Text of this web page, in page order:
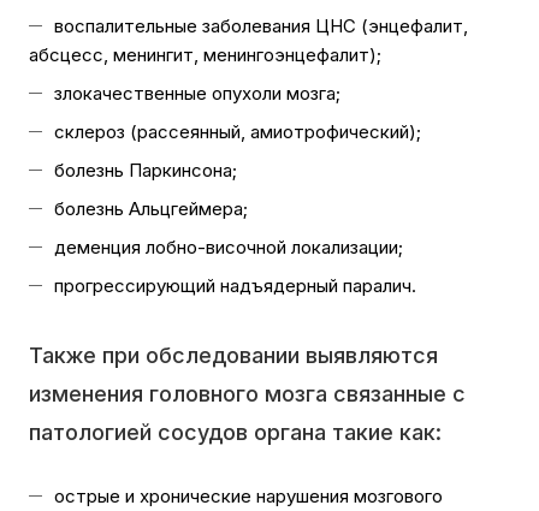
воспалительные заболевания ЦНС (энцефалит,
абсцесс, менингит, менингоэнцефалит);
злокачественные опухоли мозга;
склероз (рассеянный, амиотрофический);
болезнь Паркинсона;
болезнь Альцгеймера;
деменция лобно-височной локализации;
прогрессирующий надъядерный паралич.
Также при обследовании выявляются
изменения головного мозга связанные с
патологией сосудов органа такие как:
острые и хронические нарушения мозгового